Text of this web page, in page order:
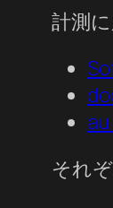
計測
au
それ